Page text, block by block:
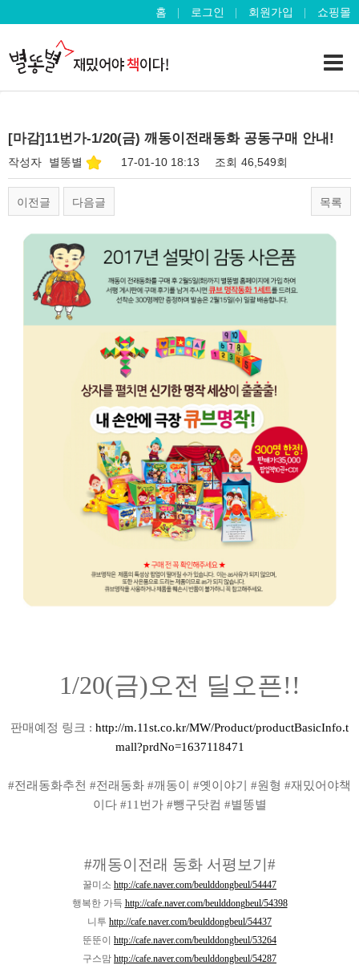
홈 로그인 회원가입 쇼핑몰
[마감]11번가-1/20(금) 깨동이전래동화 공동구매 안내!
작성자 별똥별 17-01-10 18:13 조회 46,549회
이전글 다음글 목록
1/20(금)오전 딜오픈!!
판매예정 링크 : http://m.11st.co.kr/MW/Product/productBasicInfo.t
mall?prdNo=1637118471
#전래동화추천 #전래동화 #깨동이 #옛이야기 #원형 #재밌어야책
이다 #11번가 #뺑구닷컴 #별똥별
#깨동이전래 동화 서평보기#
꿀미소 http://cafe.naver.com/beulddongbeul/54447
행복한 가득 http://cafe.naver.com/beulddongbeul/54398
니투 http://cafe.naver.com/beulddongbeul/54437
뚠뚠이 http://cafe.naver.com/beulddongbeul/53264
구스맘 http://cafe.naver.com/beulddongbeul/54287